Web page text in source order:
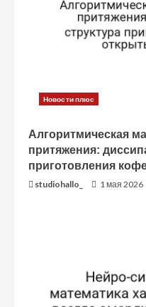
и
е
Новости плюс
Алгоритмическая
притяжения:
приготовления
studiohallo_ 1 мая 2026